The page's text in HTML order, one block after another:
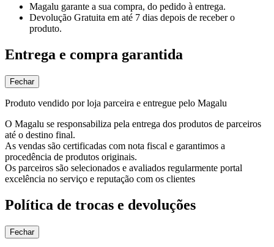
Magalu garante a sua compra, do pedido à entrega.
Devolução Gratuita em até 7 dias depois de receber o
produto.
Entrega e compra garantida
Fechar
Produto vendido por loja parceira e entregue pelo Magalu
O Magalu se responsabiliza pela entrega dos produtos de parceiros
até o destino final.
As vendas são certificadas com nota fiscal e garantimos a
procedência de produtos originais.
Os parceiros são selecionados e avaliados regularmente portal
excelência no serviço e reputação com os clientes
Política de trocas e devoluções
Fechar